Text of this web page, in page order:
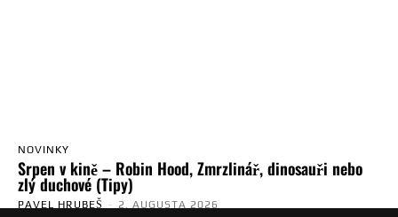
NOVINKY
Srpen v kině – Robin Hood, Zmrzlinář, dinosauři nebo
zlý duchové (Tipy)
PAVEL HRUBEŠ - 2. AUGUSTA 2026